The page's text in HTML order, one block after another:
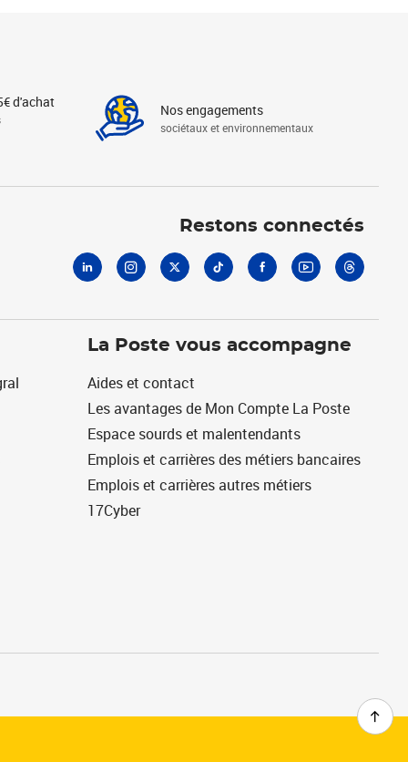
d'achat Nos engagements
sociétaux et environnementaux
Restons connectés
La Poste vous accompagne
Aides et contact
Les avantages de Mon Compte La Poste
Espace sourds et malentendants
Emplois et carrières des métiers bancaires
Emplois et carrières autres métiers
17Cyber